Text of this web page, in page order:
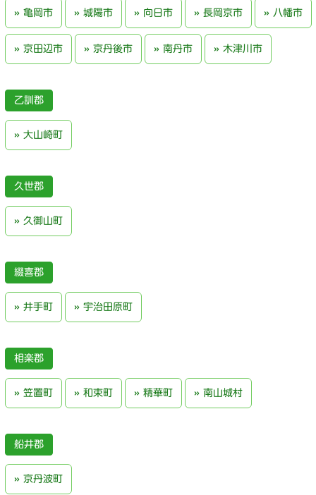
亀岡市 城陽市 向日市 長岡京市 八幡市
京田辺市 京丹後市 南丹市 木津川市
乙訓郡
大山崎町
久世郡
久御山町
綴喜郡
井手町 宇治田原町
相楽郡
笠置町 和束町 精華町 南山城村
船井郡
京丹波町